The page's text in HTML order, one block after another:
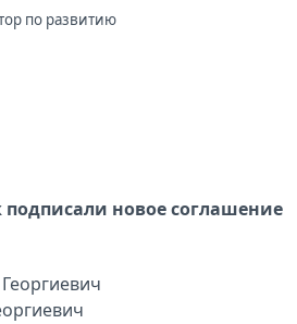
по развитию
новое соглашение